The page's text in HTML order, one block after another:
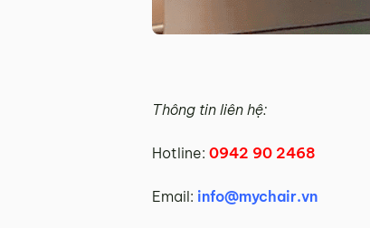
Thông tin liên hệ:
Hotline: 0942 90 2468
Email: info@mychair.vn